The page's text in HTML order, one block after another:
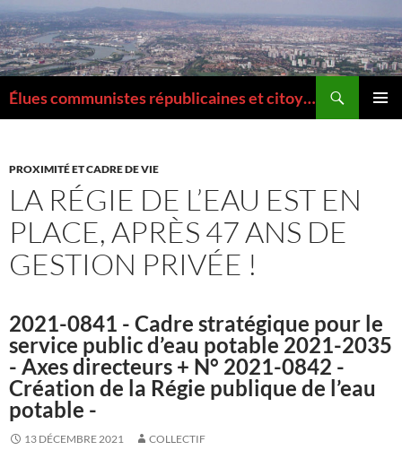
Aller
au
contenu
Élues communistes républicaines et citoyennes de la Métropole de Lyon
PROXIMITÉ ET CADRE DE VIE
LA RÉGIE DE L’EAU EST EN
PLACE, APRÈS 47 ANS DE
GESTION PRIVÉE !
2021-0841 - Cadre stratégique pour le
service public d’eau potable 2021-2035
- Axes directeurs + N° 2021-0842 -
Création de la Régie publique de l’eau
potable -
13 DÉCEMBRE 2021 COLLECTIF